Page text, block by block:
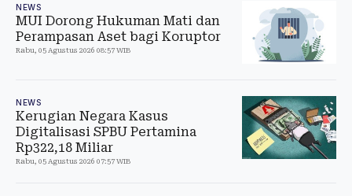
NEWS
MUI Dorong Hukuman Mati dan
Perampasan Aset bagi Koruptor
Rabu, 05 Agustus 2026 08:57 WIB
NEWS
Kerugian Negara Kasus
Digitalisasi SPBU Pertamina
Rp322,18 Miliar
Rabu, 05 Agustus 2026 07:57 WIB